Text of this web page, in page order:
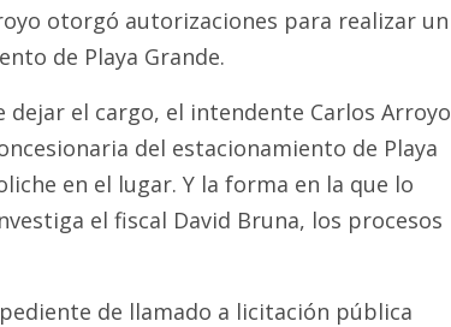
otorgó autorizaciones para realizar un
de Playa Grande.
dejar el cargo, el intendente Carlos Arroyo
del estacionamiento de Playa
en el lugar. Y la forma en la que lo
el fiscal David Bruna, los procesos
de llamado a licitación pública